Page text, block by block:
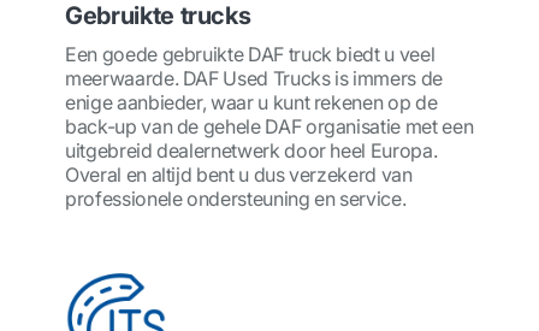
Gebruikte trucks
Een goede gebruikte DAF truck biedt u veel
meerwaarde. DAF Used Trucks is immers de
enige aanbieder, waar u kunt rekenen op de
back-up van de gehele DAF organisatie met een
uitgebreid dealernetwerk door heel Europa.
Overal en altijd bent u dus verzekerd van
professionele ondersteuning en service.